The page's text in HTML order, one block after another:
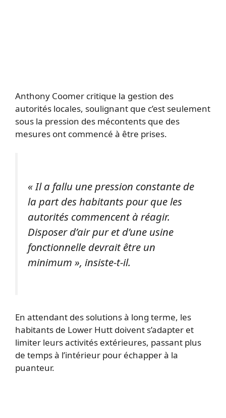
Anthony Coomer critique la gestion des
autorités locales, soulignant que c’est seulement
sous la pression des mécontents que des
mesures ont commencé à être prises.
« Il a fallu une pression constante de
la part des habitants pour que les
autorités commencent à réagir.
Disposer d’air pur et d’une usine
fonctionnelle devrait être un
minimum », insiste-t-il.
En attendant des solutions à long terme, les
habitants de Lower Hutt doivent s’adapter et
limiter leurs activités extérieures, passant plus
de temps à l’intérieur pour échapper à la
puanteur.